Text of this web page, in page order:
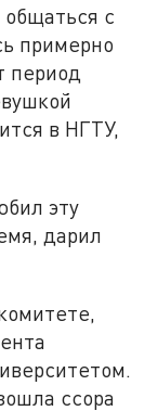
с
примерно
период
в НГТУ,
эту
дарил
ссора